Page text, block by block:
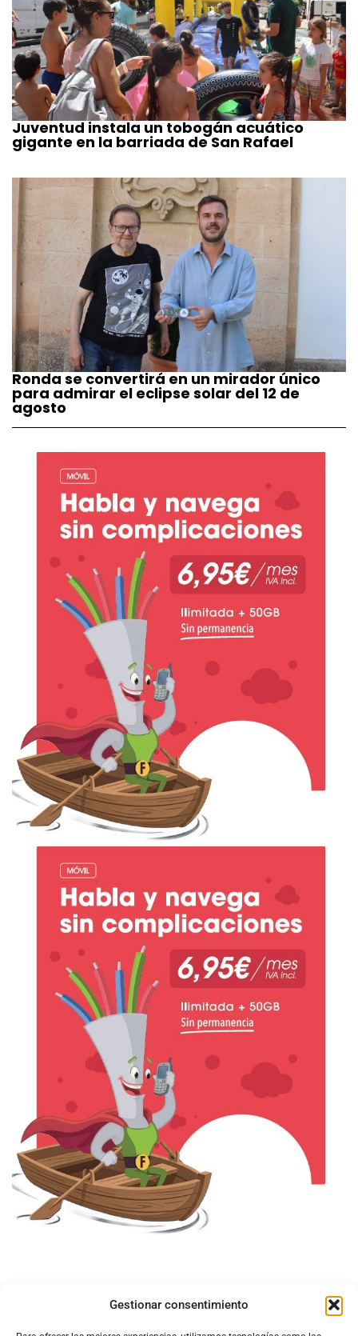
Gestionar consentimiento
Juventud instala un tobogán acuático
gigante en la barriada de San Rafael
Ronda se convertirá en un mirador único
para admirar el eclipse solar del 12 de
agosto